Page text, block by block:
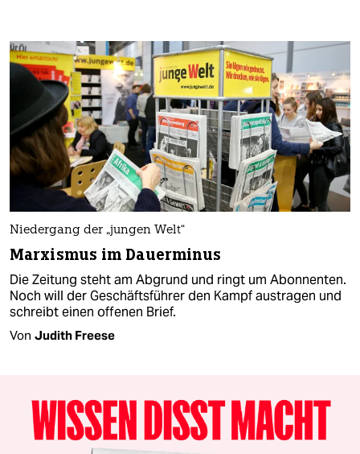
Niedergang der „jungen Welt“
Marxismus im Dauerminus
Die Zeitung steht am Abgrund und ringt um Abonnenten.
Noch will der Geschäftsführer den Kampf austragen und
schreibt einen offenen Brief.
Von Judith Freese